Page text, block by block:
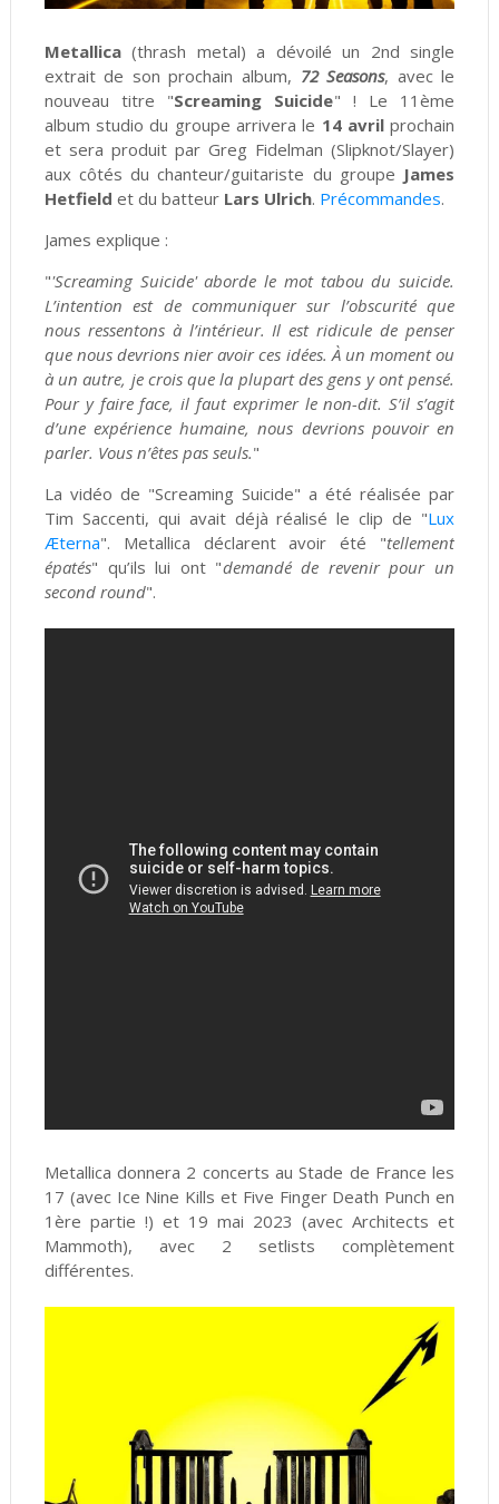
Metallica(thrash metal) a dévoilé un 2nd single
extrait de son prochain album, 72 Seasons, avec le
nouveau titre "Screaming Suicide" ! Le 11ème
album studio du groupe arrivera le 14 avrilprochain
et sera produit parGreg Fidelman (Slipknot/Slayer)
aux côtés du chanteur/guitariste du groupe James
Hetfield et du batteur Lars Ulrich. Précommandes.
James explique :
"'Screaming Suicide' aborde le mot tabou du suicide.
L’intention est de communiquer sur l’obscurité que
nous ressentons à l’intérieur. Il est ridicule de penser
que nous devrions nier avoir ces idées. À un moment ou
à un autre, je crois que la plupart des gens y ont pensé.
Pour y faire face, il faut exprimer le non-dit. S’il s’agit
d’une expérience humaine, nous devrions pouvoir en
parler. Vous n’êtes pas seuls."
La vidéo de "Screaming Suicide" a été réalisée par
Tim Saccenti, qui avait déjà réalisé le clip de "Lux
Æterna". Metallica déclarent avoir été "tellement
épatés" qu’ils lui ont "demandé de revenir pour un
second round".
Metallica donnera 2 concerts au Stade de France les
17 (avec Ice Nine Kills et Five Finger Death Punch en
1ère partie !) et 19 mai 2023 (avec Architects et
Mammoth), avec 2 setlists complètement
différentes.